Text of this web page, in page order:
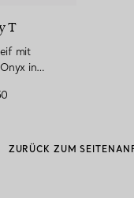
T
mit
in
ZURÜCK ZUM